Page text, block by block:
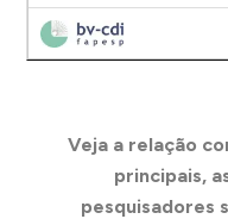
Veja a relação
principais,
pesquisadores